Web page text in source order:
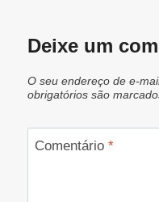
Deixe um
O seu endereço de e-
obrigatórios são
Comentário *